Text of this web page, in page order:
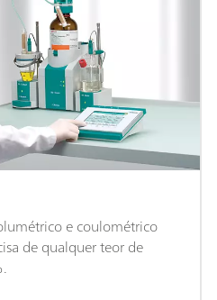
e coulométrico
de qualquer teor de